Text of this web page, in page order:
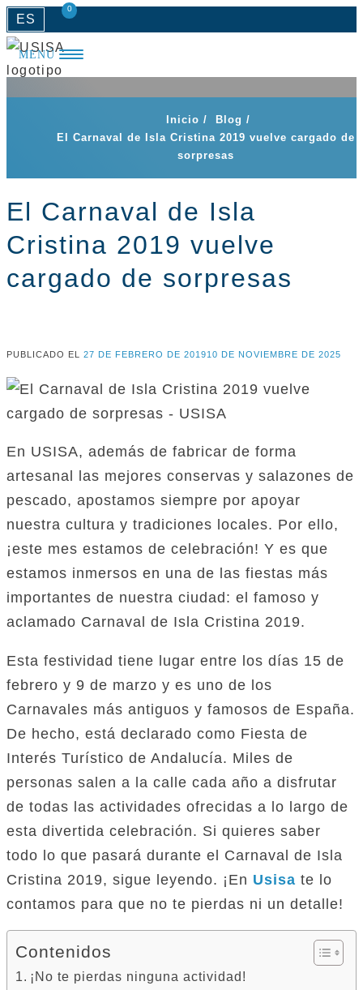
Saltar
al
contenido
ES
0
MENÚ
Inicio / Blog /
El Carnaval de Isla Cristina 2019 vuelve cargado de
sorpresas
El Carnaval de Isla
Cristina 2019 vuelve
cargado de sorpresas
PUBLICADO EL 27 DE FEBRERO DE 201910 DE NOVIEMBRE DE 2025
En USISA, además de fabricar de forma
artesanal las mejores conservas y salazones de
pescado, apostamos siempre por apoyar
nuestra cultura y tradiciones locales. Por ello,
¡este mes estamos de celebración! Y es que
estamos inmersos en una de las fiestas más
importantes de nuestra ciudad: el famoso y
aclamado Carnaval de Isla Cristina 2019.
Esta festividad tiene lugar entre los días 15 de
febrero y 9 de marzo y es uno de los
Carnavales más antiguos y famosos de España.
De hecho, está declarado como Fiesta de
Interés Turístico de Andalucía. Miles de
personas salen a la calle cada año a disfrutar
de todas las actividades ofrecidas a lo largo de
esta divertida celebración. Si quieres saber
todo lo que pasará durante el Carnaval de Isla
Cristina 2019, sigue leyendo. ¡En Usisa te lo
contamos para que no te pierdas ni un detalle!
Contenidos
¡No te pierdas ninguna actividad!